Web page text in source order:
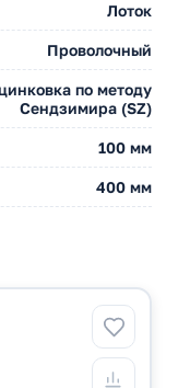
Лоток
Проволочный
по методу
Сендзимира (SZ)
100 мм
400 мм